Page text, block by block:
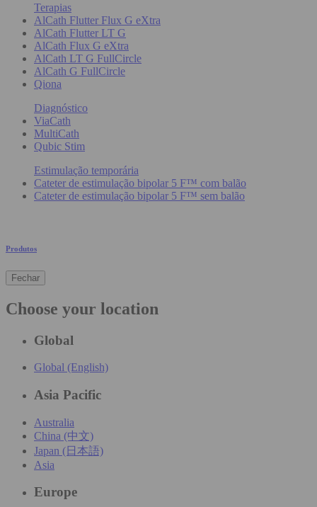
Terapias
AlCath Flutter Flux G eXtra
AlCath Flutter LT G
AlCath Flux G eXtra
AlCath LT G FullCircle
AlCath G FullCircle
Qiona
Diagnóstico
ViaCath
MultiCath
Qubic Stim
Estimulação temporária
Cateter de estimulação bipolar 5 F™ com balão
Cateter de estimulação bipolar 5 F™ sem balão
Produtos
Fechar
Choose your location
Global
Global (English)
Asia Pacific
Australia
China (中文)
Japan (日本語)
Asia
Europe